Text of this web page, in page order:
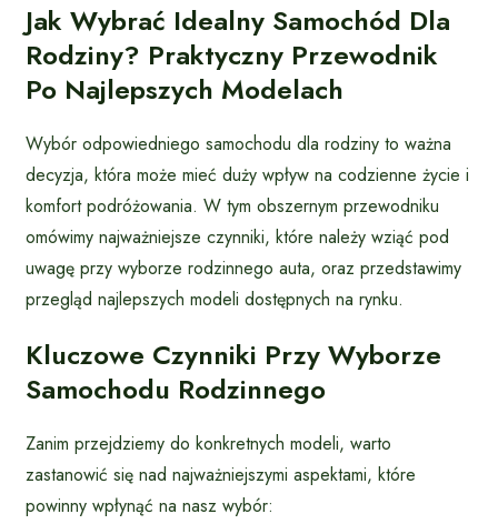
Jak Wybrać Idealny Samochód Dla
Rodziny? Praktyczny Przewodnik
Po Najlepszych Modelach
Wybór odpowiedniego samochodu dla rodziny to ważna
decyzja, która może mieć duży wpływ na codzienne życie i
komfort podróżowania. W tym obszernym przewodniku
omówimy najważniejsze czynniki, które należy wziąć pod
uwagę przy wyborze rodzinnego auta, oraz przedstawimy
przegląd najlepszych modeli dostępnych na rynku.
Kluczowe Czynniki Przy Wyborze
Samochodu Rodzinnego
Zanim przejdziemy do konkretnych modeli, warto
zastanowić się nad najważniejszymi aspektami, które
powinny wpłynąć na nasz wybór: